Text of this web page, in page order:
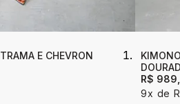
E CHEVRON
R$
9x